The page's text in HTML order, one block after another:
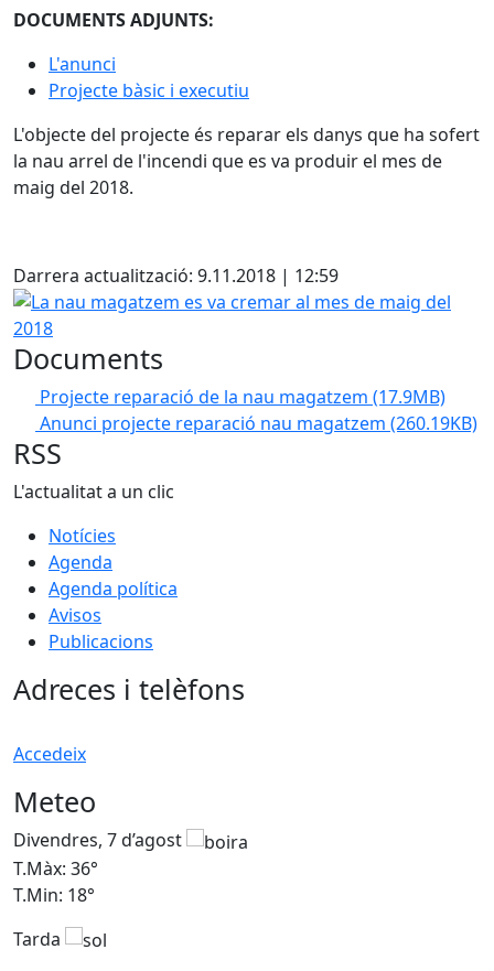
DOCUMENTS ADJUNTS:
L'anunci
Projecte bàsic i executiu
L'objecte del projecte és reparar els danys que ha sofert
la nau arrel de l'incendi que es va produir el mes de
maig del 2018.
Darrera actualització: 9.11.2018 | 12:59
La nau magatzem es va cremar al mes de maig del 2018
Documents
Projecte reparació de la nau magatzem (17.9MB)
Anunci projecte reparació nau magatzem (260.19KB)
RSS
L'actualitat a un clic
Notícies
Agenda
Agenda política
Avisos
Publicacions
Adreces i telèfons
Accedeix
Meteo
Divendres, 7 d’agost
T.Màx: 36°
T.Min: 18°
Tarda